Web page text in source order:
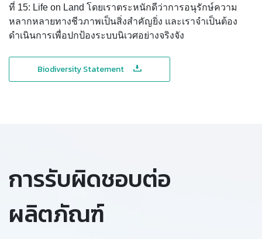
ที่ 15: Life on Land โดยเราตระหนักดีว่าการอนุรักษ์ความ
หลากหลายทางชีวภาพเป็นสิ่งสำคัญยิ่ง และเราจำเป็นต้อง
ดำเนินการเพื่อปกป้องระบบนิเวศอย่างจริงจัง
Biodiversity Statement
การรับผิดชอบต่อ
ผลิตภัณฑ์